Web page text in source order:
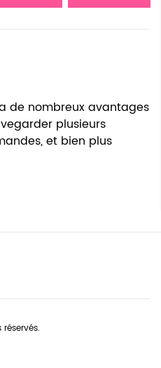
de nombreux avantages
plusieurs
et bien plus